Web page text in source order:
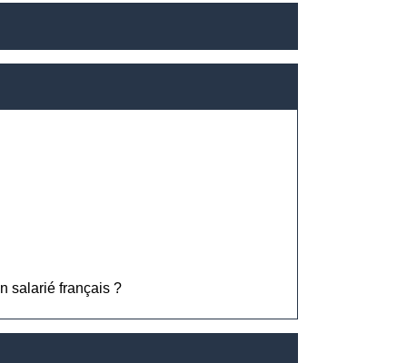
salarié français ?